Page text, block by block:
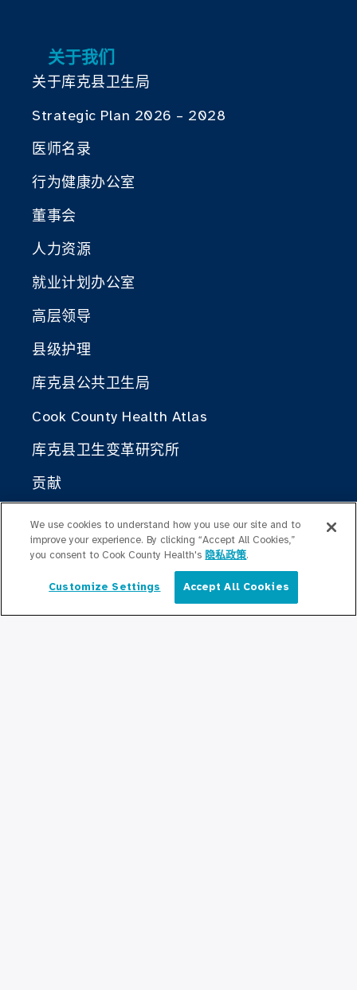
关于我们
关于库克县卫生局
Strategic Plan 2026 – 2028
医师名录
行为健康办公室
董事会
人力资源
就业计划办公室
高层领导
县级护理
库克县公共卫生局
Cook County Health Atlas
库克县卫生变革研究所
贡献
与库克县卫生局合作
对于医疗专业人士
奖学金计划
居住计划
简体中文
We use cookies to understand how you use our site and to
improve your experience. By clicking “Accept All Cookies,”
you consent to Cook County Health's 隐私政策.
Customize Settings Accept All Cookies